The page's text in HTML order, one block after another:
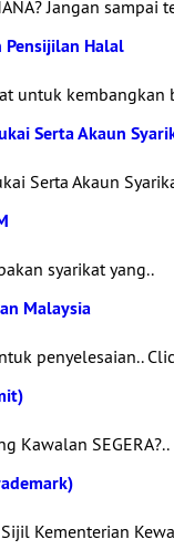
Jangan sampai
Pensijilan Halal
untuk kembangkan
Serta Akaun
Serta Akaun
syarikat yang..
Malaysia
penyelesaian..
Kawalan SEGERA?..
Kementerian